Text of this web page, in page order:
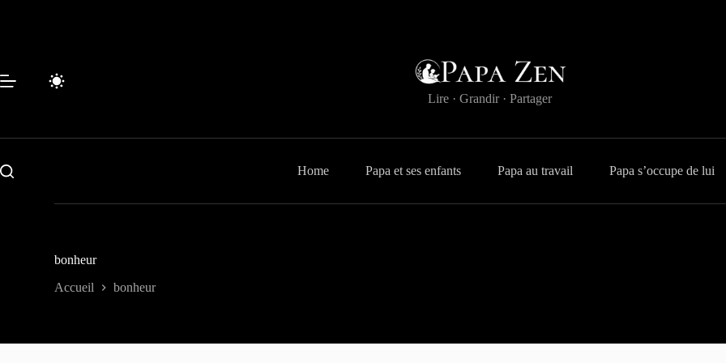
Lire · Grandir · Partager
Home Papa et ses enfants Papa au travail Papa s’occupe de lui
bonheur
Accueil bonheur